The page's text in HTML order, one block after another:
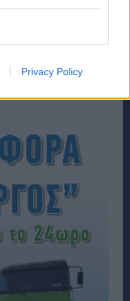
Privacy Policy